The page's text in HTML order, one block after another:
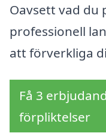
Oavsett vad du
professionell
att förverkliga
Få 3
förpliktelser